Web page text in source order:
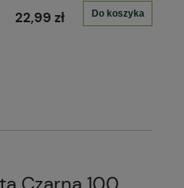
22,99 zł Do koszyka